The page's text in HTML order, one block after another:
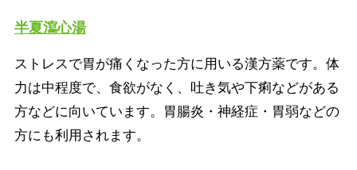
半夏瀉心湯
ストレスで胃が痛くなった方に用いる漢方薬です。体
力は中程度で、食欲がなく、吐き気や下痢などがある
方などに向いています。胃腸炎・神経症・胃弱などの
方にも利用されます。